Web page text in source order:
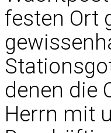
festen Ort
denen die
Herrn mit